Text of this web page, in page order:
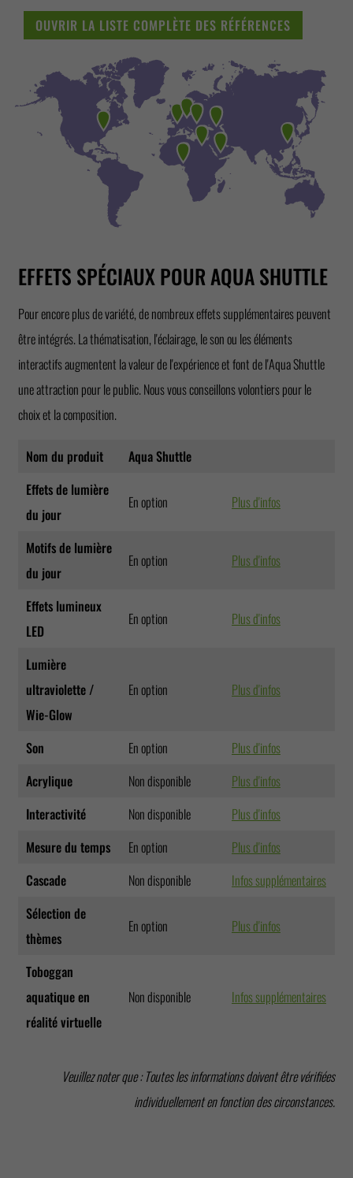
OUVRIR LA LISTE COMPLÈTE DES RÉFÉRENCES
EFFETS SPÉCIAUX POUR AQUA SHUTTLE
Pour encore plus de variété, de nombreux effets supplémentaires peuvent
être intégrés. La thématisation, l'éclairage, le son ou les éléments
interactifs augmentent la valeur de l'expérience et font de l'Aqua Shuttle
une attraction pour le public. Nous vous conseillons volontiers pour le
choix et la composition.
Nom du produit
Aqua Shuttle
Effets de lumière
du jour
En option Plus d'infos
Motifs de lumière
du jour
En option Plus d'infos
Effets lumineux
LED
En option Plus d'infos
Lumière
ultraviolette /
Wie-Glow
En option Plus d'infos
Son En option
Plus d'infos
Acrylique
Non disponible
Plus d'infos
Interactivité
Non disponible
Plus d'infos
Mesure du temps
En option
Plus d'infos
Cascade
Non disponible
Infos supplémentaires
Sélection de
thèmes
En option Plus d'infos
Toboggan
aquatique en
réalité virtuelle
Non disponible Infos supplémentaires
Veuillez noter que : Toutes les informations doivent être vérifiées
individuellement en fonction des circonstances.
EFFETS DE
LUMIÈRE DU JOUR
MOTIFS DE
LUMIÈRE DU JOUR
EFFETS
LUMINEUX LED
ULTRAVIOLETTE /
WIE-GLOW